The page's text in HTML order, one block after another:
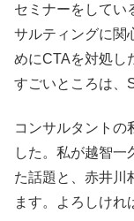
セミナーをしてい
サルティングに関
めにCTAを対処し
すごいところは、
コンサルタントの
した。私が越智一
た話題と、赤井川
ます。よろしけれ